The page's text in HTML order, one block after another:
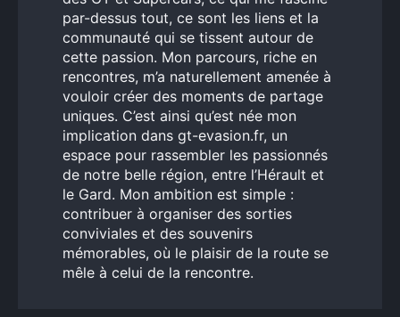
par-dessus tout, ce sont les liens et la
communauté qui se tissent autour de
cette passion. Mon parcours, riche en
rencontres, m’a naturellement amenée à
vouloir créer des moments de partage
uniques. C’est ainsi qu’est née mon
implication dans gt-evasion.fr, un
espace pour rassembler les passionnés
de notre belle région, entre l’Hérault et
le Gard. Mon ambition est simple :
contribuer à organiser des sorties
conviviales et des souvenirs
mémorables, où le plaisir de la route se
mêle à celui de la rencontre.